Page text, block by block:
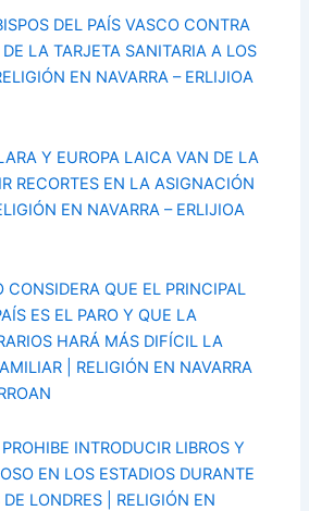
DEL PAÍS VASCO CONTRA
LA TARJETA SANITARIA A LOS
EN NAVARRA – ERLIJIOA
Y EUROPA LAICA VAN DE LA
RECORTES EN LA ASIGNACIÓN
EN NAVARRA – ERLIJIOA
CONSIDERA QUE EL PRINCIPAL
ES EL PARO Y QUE LA
HARÁ MÁS DIFÍCIL LA
| RELIGIÓN EN NAVARRA
INTRODUCIR LIBROS Y
EN LOS ESTADIOS DURANTE
LONDRES | RELIGIÓN EN